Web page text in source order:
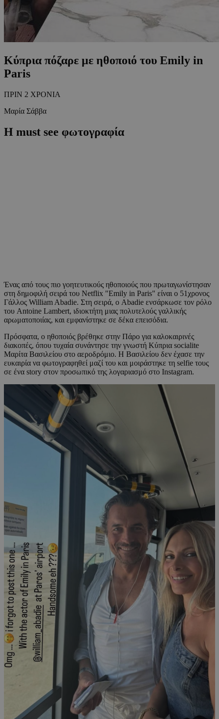
Κύπρια πόζαρε με ηθοποιό του Emily in
Paris
ΠΡΙΝ 2 ΧΡΟΝΙΑ
Μαρία Σάββα
Η must see φωτογραφία
Ένας από τους πιο γοητευτικούς ηθοποιούς που πρωταγωνίστησαν
στη δημοφιλή σειρά του Netflix "Emily in Paris" είναι ο 51χρονος
Γάλλος William Abadie. Στη σειρά, ο Abadie ενσάρκωσε τον ρόλο
του Antoine Lambert, ιδιοκτήτη μιας πολυτελούς γαλλικής
αρωματοποιίας, και εμφανίστηκε σε δέκα επεισόδια.
Πρόσφατα, ο ηθοποιός βρέθηκε στην Πάρο για καλοκαιρινές
διακοπές, όπου τυχαία συνάντησε την γνωστή Κύπρια socialite
Μαρίτα Βασιλείου στο αεροδρόμιο. Η Βασιλείου δεν έχασε την
ευκαιρία να φωτογραφηθεί μαζί του και μοιράστηκε τη selfie τους
σε ένα story στον προσωπικό της λογαριασμό στο Instagram.